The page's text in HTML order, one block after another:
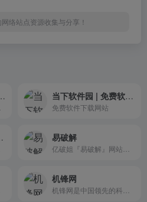
络站点资源收集与分享！
软件下载站 当下软件园 | 免费软件下载网站
免费软件下载网站
综合性IT站点 易破解
机锋网